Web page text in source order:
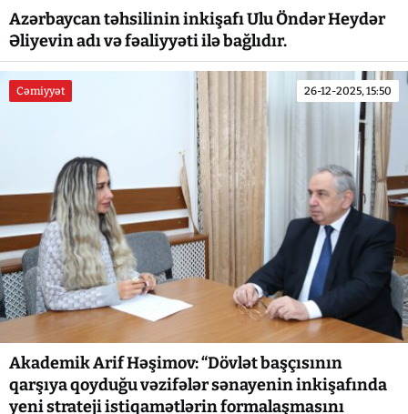
Azərbaycan təhsilinin inkişafı Ulu Öndər Heydər
Əliyevin adı və fəaliyyəti ilə bağlıdır.
Cəmiyyət 26-12-2025, 15:50
Akademik Arif Həşimov: “Dövlət başçısının
qarşıya qoyduğu vəzifələr sənayenin inkişafında
yeni strateji istiqamətlərin formalaşmasını